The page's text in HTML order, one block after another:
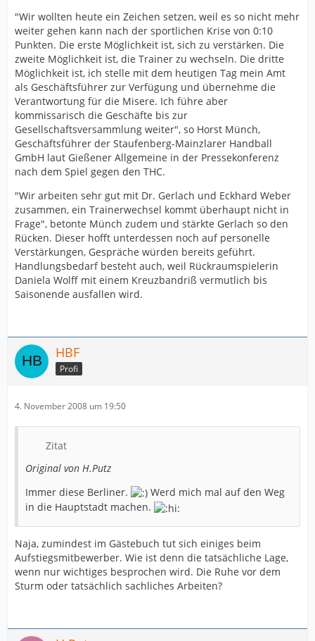
"Wir wollten heute ein Zeichen setzen, weil es so nicht mehr
weiter gehen kann nach der sportlichen Krise von 0:10
Punkten. Die erste Möglichkeit ist, sich zu verstärken. Die
zweite Möglichkeit ist, die Trainer zu wechseln. Die dritte
Möglichkeit ist, ich stelle mit dem heutigen Tag mein Amt
als Geschäftsführer zur Verfügung und übernehme die
Verantwortung für die Misere. Ich führe aber
kommissarisch die Geschäfte bis zur
Gesellschaftsversammlung weiter", so Horst Münch,
Geschäftsführer der Staufenberg-Mainzlarer Handball
GmbH laut Gießener Allgemeine in der Pressekonferenz
nach dem Spiel gegen den THC.
"Wir arbeiten sehr gut mit Dr. Gerlach und Eckhard Weber
zusammen, ein Trainerwechsel kommt überhaupt nicht in
Frage", betonte Münch zudem und stärkte Gerlach so den
Rücken. Dieser hofft unterdessen noch auf personelle
Verstärkungen, Gespräche würden bereits geführt.
Handlungsbedarf besteht auch, weil Rückraumspielerin
Daniela Wolff mit einem Kreuzbandriß vermutlich bis
Saisonende ausfallen wird.
HBF
Profi
4. November 2008 um 19:50
Zitat
Original von H.Putz
Immer diese Berliner.
Werd mich mal auf den Weg
in die Hauptstadt machen.
Naja, zumindest im Gästebuch tut sich einiges beim
Aufstiegsmitbewerber. Wie ist denn die tatsächliche Lage,
wenn nur wichtiges besprochen wird. Die Ruhe vor dem
Sturm oder tatsächlich sachliches Arbeiten?